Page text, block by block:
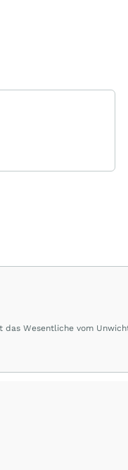
Wesentliche vom